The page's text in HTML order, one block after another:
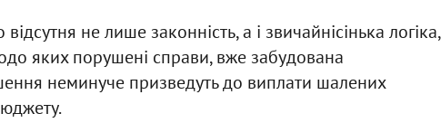
не лише законність, а і звичайнісінька логіка,
яких порушені справи, вже забудована
неминуче призведуть до виплати шалених